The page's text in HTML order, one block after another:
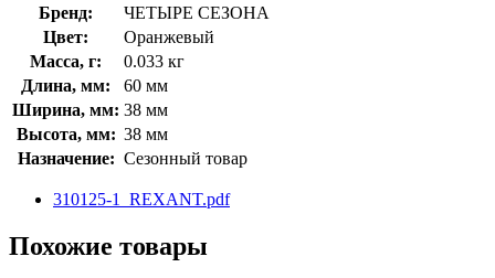
Бренд:
ЧЕТЫРЕ СЕЗОНА
Цвет:
Оранжевый
Масса, г:
0.033 кг
Длина, мм:
60 мм
Ширина, мм: 38 мм
Высота, мм: 38 мм
Назначение: Сезонный товар
310125-1_REXANT.pdf
Похожие товары